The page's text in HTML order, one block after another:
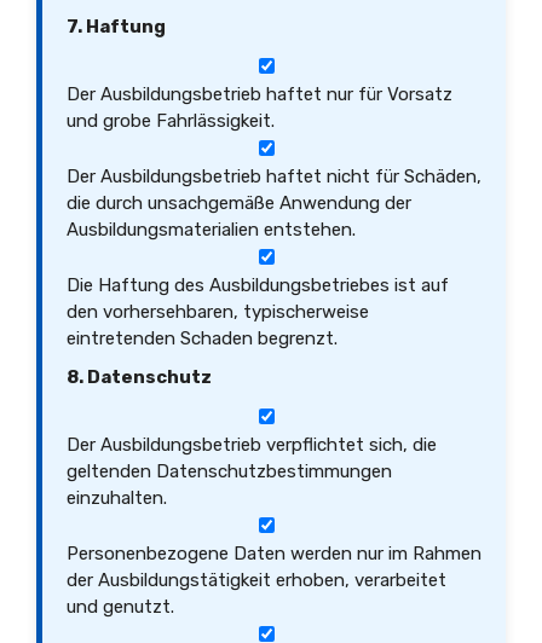
7. Haftung
Der Ausbildungsbetrieb haftet nur für Vorsatz
und grobe Fahrlässigkeit.
Der Ausbildungsbetrieb haftet nicht für Schäden,
die durch unsachgemäße Anwendung der
Ausbildungsmaterialien entstehen.
Die Haftung des Ausbildungsbetriebes ist auf
den vorhersehbaren, typischerweise
eintretenden Schaden begrenzt.
8. Datenschutz
Der Ausbildungsbetrieb verpflichtet sich, die
geltenden Datenschutzbestimmungen
einzuhalten.
Personenbezogene Daten werden nur im Rahmen
der Ausbildungstätigkeit erhoben, verarbeitet
und genutzt.